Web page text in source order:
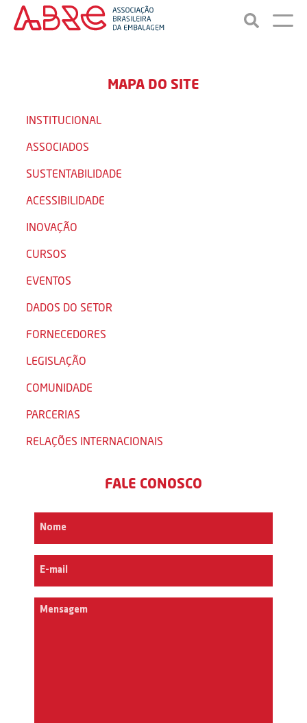
MAPA DO SITE
INSTITUCIONAL
ASSOCIADOS
SUSTENTABILIDADE
ACESSIBILIDADE
INOVAÇÃO
CURSOS
EVENTOS
DADOS DO SETOR
FORNECEDORES
LEGISLAÇÃO
COMUNIDADE
PARCERIAS
RELAÇÕES INTERNACIONAIS
FALE CONOSCO